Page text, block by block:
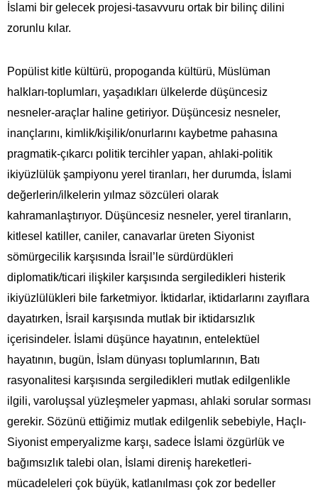
İslami bir gelecek projesi-tasavvuru ortak bir bilinç dilini
zorunlu kılar.
Popülist kitle kültürü, propoganda kültürü, Müslüman
halkları-toplumları, yaşadıkları ülkelerde düşüncesiz
nesneler-araçlar haline getiriyor. Düşüncesiz nesneler,
inançlarını, kimlik/kişilik/onurlarını kaybetme pahasına
pragmatik-çıkarcı politik tercihler yapan, ahlaki-politik
ikiyüzlülük şampiyonu yerel tiranları, her durumda, İslami
değerlerin/ilkelerin yılmaz sözcüleri olarak
kahramanlaştırıyor. Düşüncesiz nesneler, yerel tiranların,
kitlesel katiller, caniler, canavarlar üreten Siyonist
sömürgecilik karşısında İsrail’le sürdürdükleri
diplomatik/ticari ilişkiler karşısında sergiledikleri histerik
ikiyüzlülükleri bile farketmiyor. İktidarlar, iktidarlarını zayıflara
dayatırken, İsrail karşısında mutlak bir iktidarsızlık
içerisindeler. İslami düşünce hayatının, entelektüel
hayatının, bugün, İslam dünyası toplumlarının, Batı
rasyonalitesi karşısında sergiledikleri mutlak edilgenlikle
ilgili, varoluşsal yüzleşmeler yapması, ahlaki sorular sorması
gerekir. Sözünü ettiğimiz mutlak edilgenlik sebebiyle, Haçlı-
Siyonist emperyalizme karşı, sadece İslami özgürlük ve
bağımsızlık talebi olan, İslami direniş hareketleri-
mücadeleleri çok büyük, katlanılması çok zor bedeller